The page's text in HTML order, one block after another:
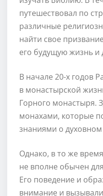
путешествовал по
различные
найти свое
его будущую жизнь и
В начале 20-х годов
в монастырской
Горного монастыря.
монахами, которые
знаниями о
Однако, в то же
не вполне обычен
Его поведение и
внимание и